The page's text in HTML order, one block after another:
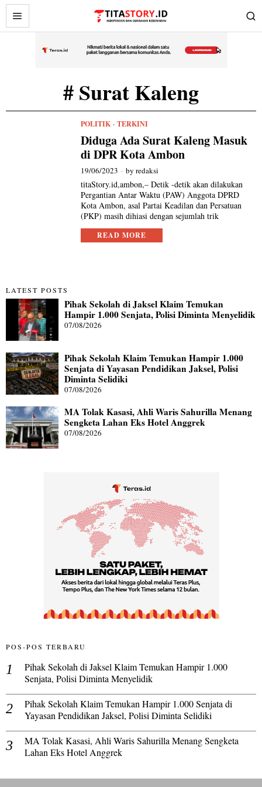
# Surat Kaleng
POLITIK · TERKINI
Diduga Ada Surat Kaleng Masuk
di DPR Kota Ambon
19/06/2023 byredaksi
titaStory.id,ambon,– Detik -detik akan dilakukan
Pergantian Antar Waktu (PAW) Anggota DPRD
Kota Ambon, asal Partai Keadilan dan Persatuan
(PKP) masih dihiasi dengan sejumlah trik
READ MORE
LATEST POSTS
Pihak Sekolah di Jaksel Klaim Temukan
Hampir 1.000 Senjata, Polisi Diminta Menyelidik
07/08/2026
Pihak Sekolah Klaim Temukan Hampir 1.000
Senjata di Yayasan Pendidikan Jaksel, Polisi
Diminta Selidiki
07/08/2026
MA Tolak Kasasi, Ahli Waris Sahurilla Menang
Sengketa Lahan Eks Hotel Anggrek
07/08/2026
POS-POS TERBARU
Pihak Sekolah di Jaksel Klaim Temukan Hampir 1.000
Senjata, Polisi Diminta Menyelidik
Pihak Sekolah Klaim Temukan Hampir 1.000 Senjata di
Yayasan Pendidikan Jaksel, Polisi Diminta Selidiki
MA Tolak Kasasi, Ahli Waris Sahurilla Menang Sengketa
Lahan Eks Hotel Anggrek